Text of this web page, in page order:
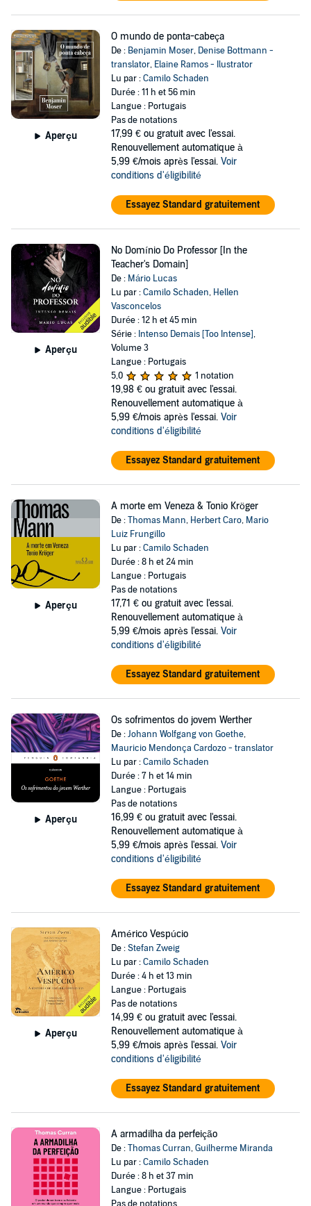
Aperçu
O mundo de ponta-cabeça
De : Benjamin Moser, Denise Bottmann -
translator, Elaine Ramos - Ilustrator
Lu par :Camilo Schaden
Durée : 11 h et 56 min
Langue : Portugais
Pas de notations
17,99 € ou gratuit avec l'essai.
Renouvellement automatique à
5,99 €/mois après l'essai. Voir
conditions d'éligibilité
Essayez Standard gratuitement
Aperçu
No Domínio Do Professor [In the
Teacher's Domain]
De : Mário Lucas
Lu par :Camilo Schaden, Hellen
Vasconcelos
Durée : 12 h et 45 min
Série : Intenso Demais [Too Intense],
Volume 3
Langue : Portugais
5,0
1 notation
19,98 € ou gratuit avec l'essai.
Renouvellement automatique à
5,99 €/mois après l'essai. Voir
conditions d'éligibilité
Essayez Standard gratuitement
Aperçu
A morte em Veneza & Tonio Kröger
De :Thomas Mann, Herbert Caro, Mario
Luiz Frungillo
Lu par :Camilo Schaden
Durée : 8 h et 24 min
Langue : Portugais
Pas de notations
17,71 € ou gratuit avec l'essai.
Renouvellement automatique à
5,99 €/mois après l'essai. Voir
conditions d'éligibilité
Essayez Standard gratuitement
Aperçu
Os sofrimentos do jovem Werther
De :Johann Wolfgang von Goethe,
Mauricio Mendonça Cardozo - translator
Lu par :Camilo Schaden
Durée : 7 h et 14 min
Langue : Portugais
Pas de notations
16,99 € ou gratuit avec l'essai.
Renouvellement automatique à
5,99 €/mois après l'essai. Voir
conditions d'éligibilité
Essayez Standard gratuitement
Aperçu
Américo Vespúcio
De :Stefan Zweig
Lu par :Camilo Schaden
Durée : 4 h et 13 min
Langue : Portugais
Pas de notations
14,99 € ou gratuit avec l'essai.
Renouvellement automatique à
5,99 €/mois après l'essai. Voir
conditions d'éligibilité
Essayez Standard gratuitement
A armadilha da perfeição
De :Thomas Curran,Guilherme Miranda
Lu par :Camilo Schaden
Durée : 8 h et 37 min
Langue : Portugais